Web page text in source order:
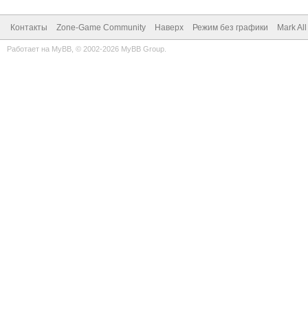
Контакты Zone-Game Community Наверх Режим без графики Mark
Работает на MyBB , © 2002-2026 MyBB Group